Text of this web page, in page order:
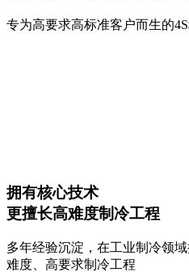
专为高要求高标准客户而生的
拥有核心技术
更擅长高难度制冷工程
多年经验沉淀，在工业制冷领
难度、高要求制冷工程